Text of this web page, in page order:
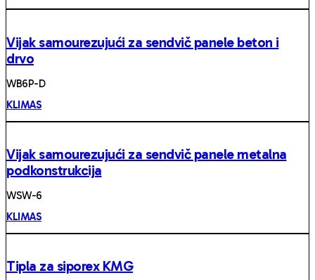
Vijak samourezujući za sendvič panele beton i
drvo
WB6P-D
KLIMAS
Vijak samourezujući za sendvič panele metalna
podkonstrukcija
WSW-6
KLIMAS
Tipla za siporex KMG